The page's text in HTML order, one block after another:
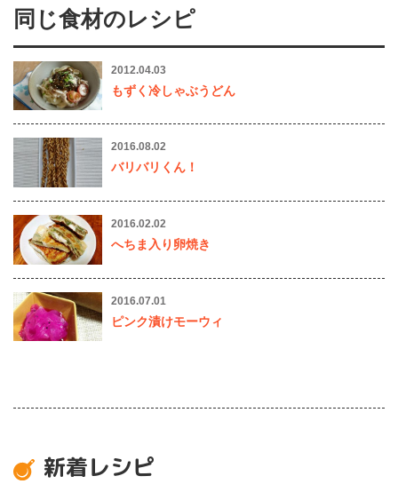
同じ食材のレシピ
2012.04.03
もずく冷しゃぶうどん
2016.08.02
バリバリくん！
2016.02.02
へちま入り卵焼き
2016.07.01
ピンク漬けモーウィ
新着レシピ